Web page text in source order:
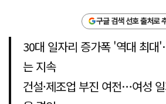
구글 검색 선호 출처로
30대 일자리 증가폭 '역대 최
는 지속
건설·제조업 부진 여전…여성